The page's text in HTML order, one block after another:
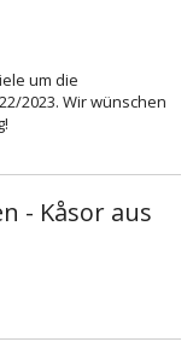
um die
2023. Wir wünschen
- Kåsor aus